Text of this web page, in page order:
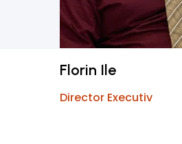
Florin Ile
Director Executiv